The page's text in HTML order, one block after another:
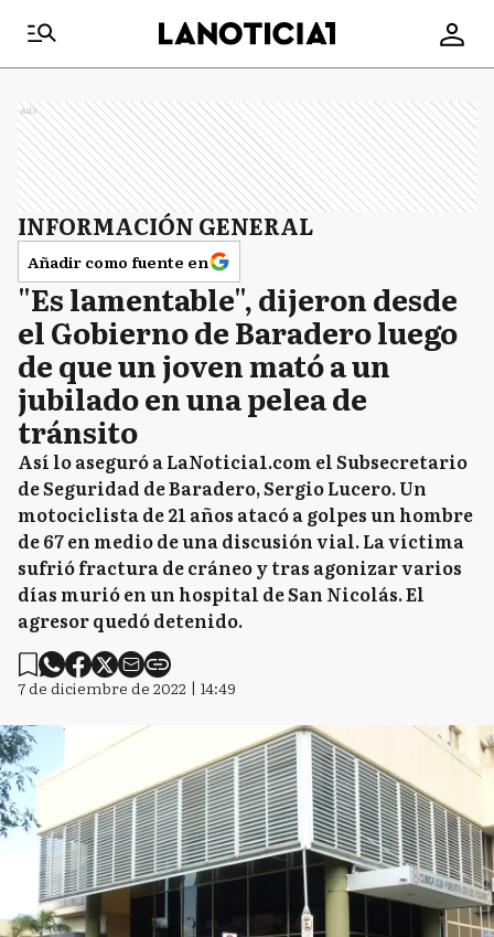
Ads
INFORMACIÓN GENERAL
Añadir como fuente en
"Es lamentable", dijeron desde
el Gobierno de Baradero luego
de que un joven mató a un
jubilado en una pelea de
tránsito
Así lo aseguró a LaNoticia1.com el Subsecretario
de Seguridad de Baradero, Sergio Lucero. Un
motociclista de 21 años atacó a golpes un hombre
de 67 en medio de una discusión vial. La víctima
sufrió fractura de cráneo y tras agonizar varios
días murió en un hospital de San Nicolás. El
agresor quedó detenido.
7 de diciembre de 2022 | 14:49